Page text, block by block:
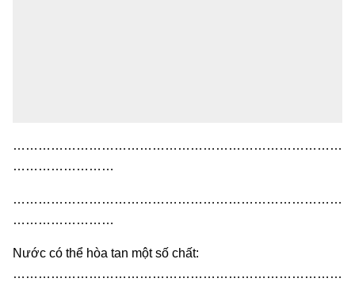
……………………………………………………………………
……………………
……………………………………………………………………
……………………
Nước có thể hòa tan một số chất:
……………………………………………………………………